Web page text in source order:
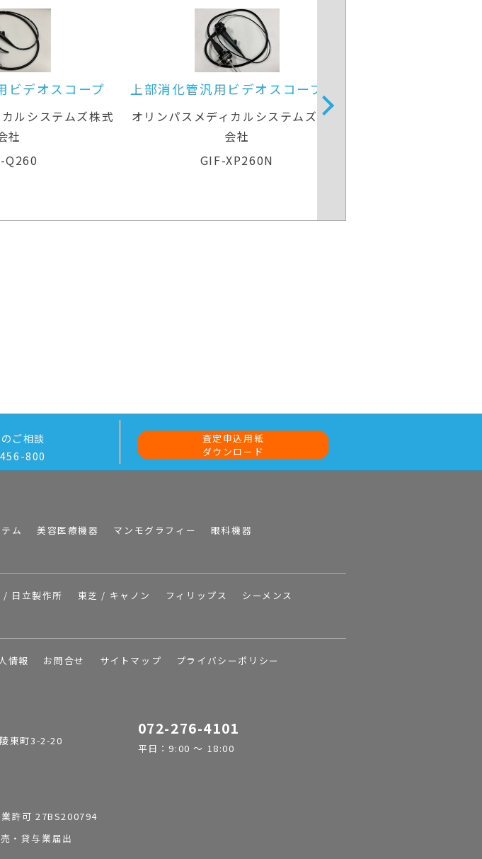
デオスコープ(径
応)
ルシステムズ株式
社
上部消化管汎用ビデオスコープ
オリンパスメディカルシステムズ株式
会社
GIF-H260
ご相談
800
査定申込用紙
ダウンロード
ム 美容医療機器 マンモグラフィー
眼科機器
/ 日立製作所 東芝 / キャノン フィリップス
シーメンス
情報 お問合せ サイトマップ プライバシーポリシー
東町3-2-20
072-276-4101
平日：9:00 ～ 18:00
許可 27BS200794
・貸与業届出